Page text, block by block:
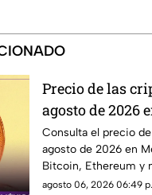
Precio de las
agosto de 2026
Ethereum y más
Consulta el precio
agosto de 2026 en
Bitcoin, Ethereum y
agosto 06, 2026 06:49